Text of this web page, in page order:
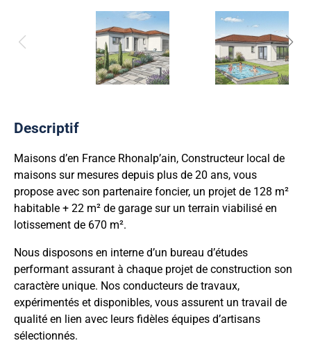
Descriptif
Maisons d’en France Rhonalp’ain, Constructeur local de
maisons sur mesures depuis plus de 20 ans, vous
propose avec son partenaire foncier, un projet de 128 m²
habitable + 22 m² de garage sur un terrain viabilisé en
lotissement de 670 m².
Nous disposons en interne d’un bureau d’études
performant assurant à chaque projet de construction son
caractère unique. Nos conducteurs de travaux,
expérimentés et disponibles, vous assurent un travail de
qualité en lien avec leurs fidèles équipes d’artisans
sélectionnés.